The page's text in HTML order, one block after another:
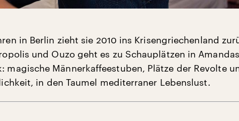
in Berlin zieht sie 2010 ins Krisengriechenland
und Ouzo geht es zu Schauplätzen in Amandas
magische Männerkaffeestuben, Plätze der Revolte
in den Taumel mediterraner Lebenslust.